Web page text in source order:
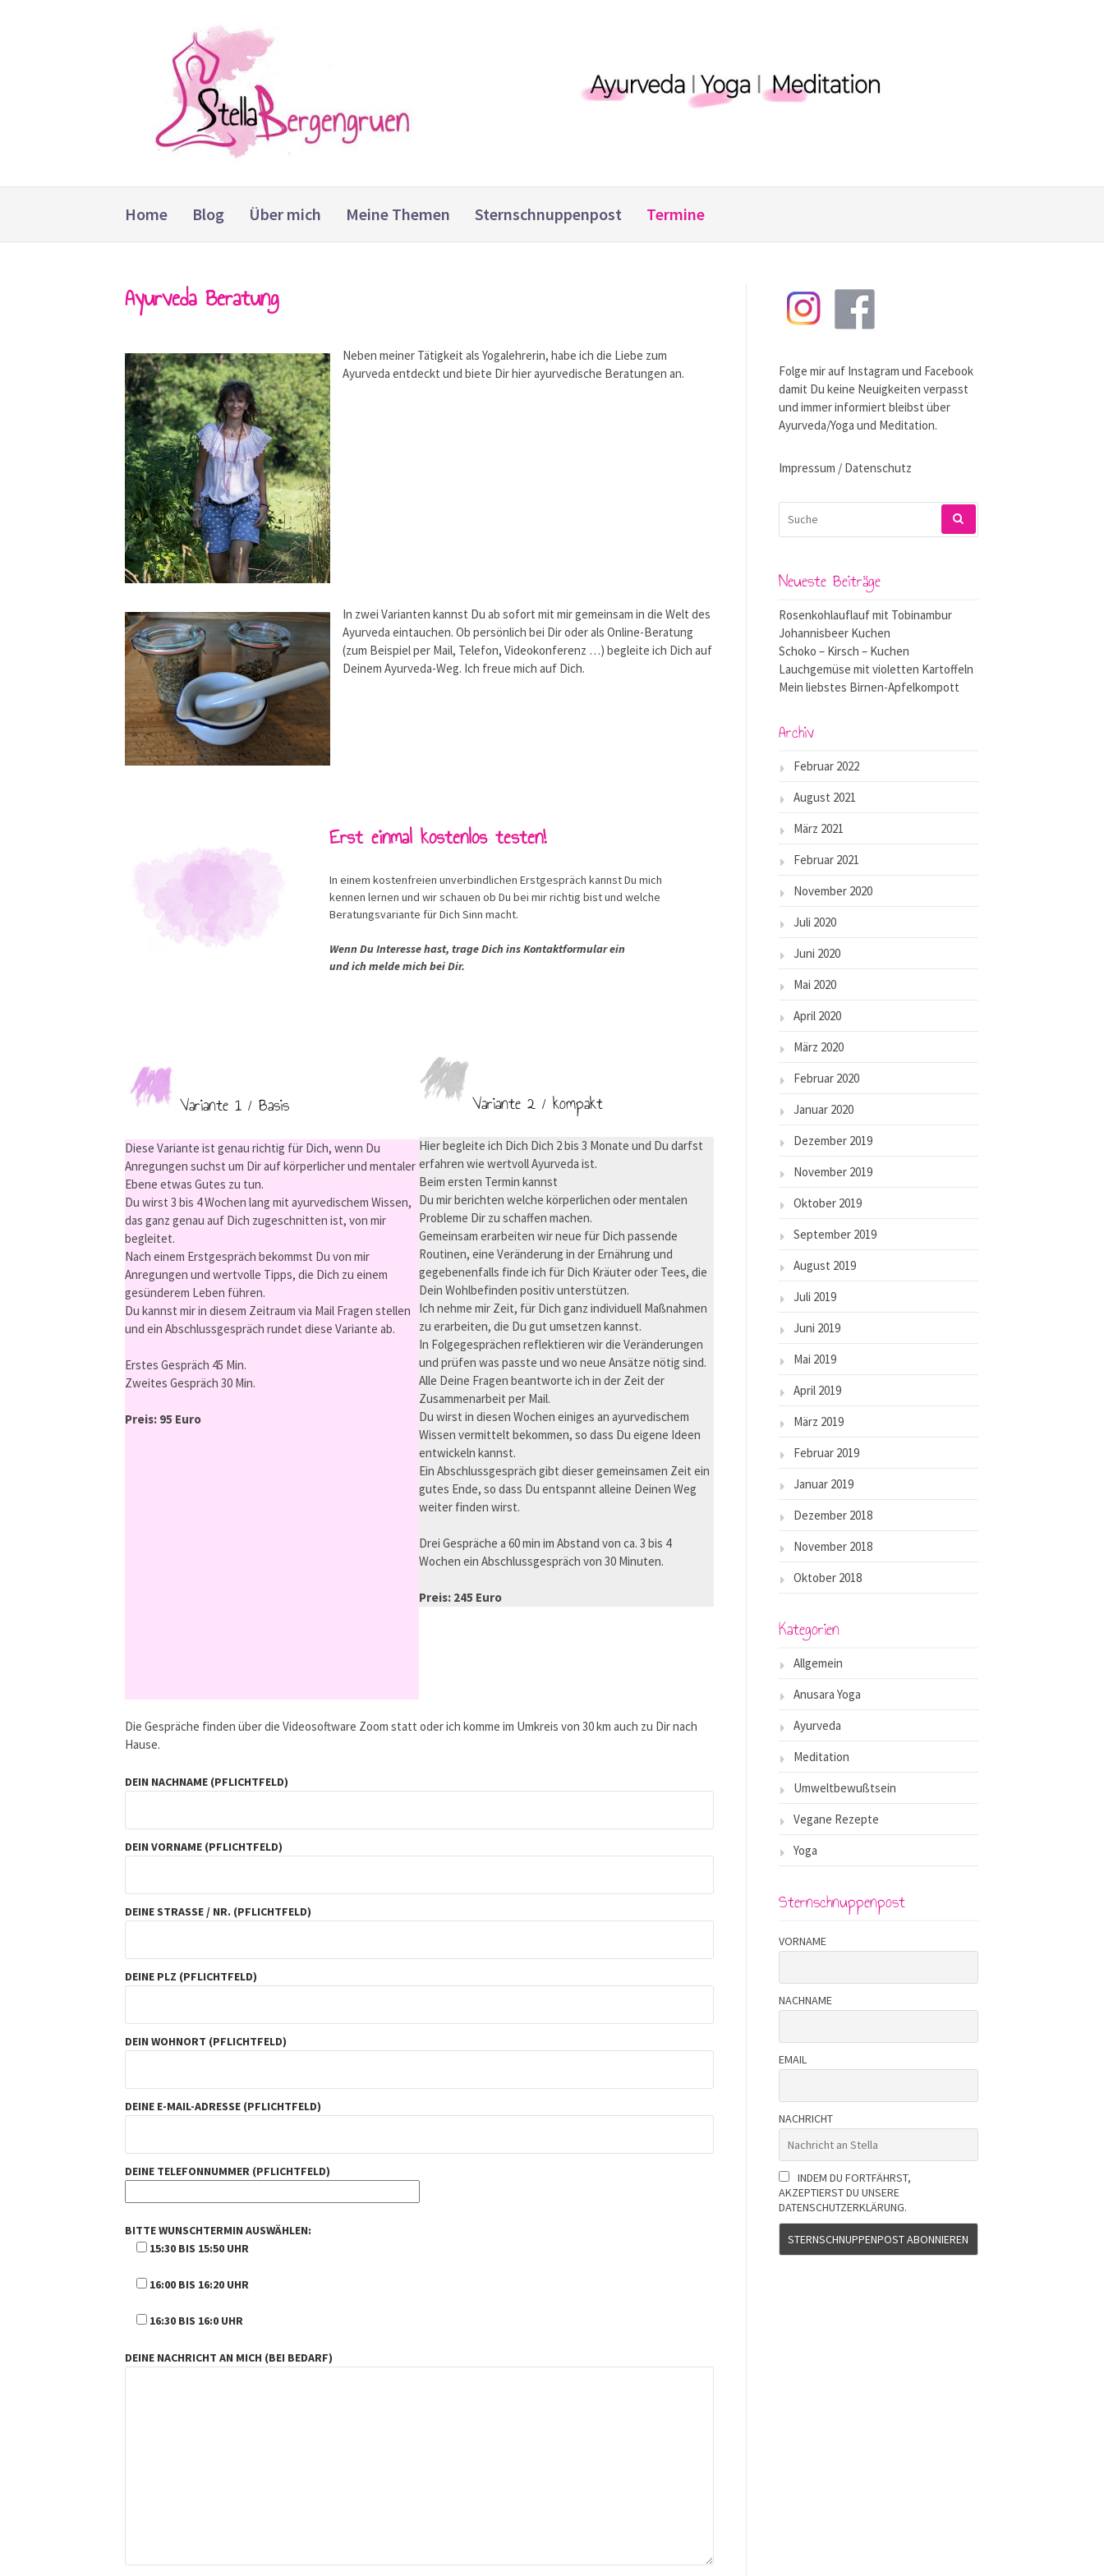
Home Blog Über mich Meine Themen Sternschnuppenpost Termine
Ayurveda Beratung
Neben meiner Tätigkeit als Yogalehrerin, habe ich die Liebe zum
Ayurveda entdeckt und biete Dir hier ayurvedische Beratungen an.
In zwei Varianten kannst Du ab sofort mit mir gemeinsam in die Welt des
Ayurveda eintauchen. Ob persönlich bei Dir oder als Online-Beratung
(zum Beispiel per Mail, Telefon, Videokonferenz …) begleite ich Dich auf
Deinem Ayurveda-Weg. Ich freue mich auf Dich.
Erst einmal kostenlos testen!
In einem kostenfreien unverbindlichen Erstgespräch kannst Du mich
kennen lernen und wir schauen ob Du bei mir richtig bist und welche
Beratungsvariante für Dich Sinn macht.
Wenn Du Interesse hast, trage Dich ins Kontaktformular ein
und ich melde mich bei Dir.
Variante 1 / Basis
Diese Variante ist genau richtig für Dich, wenn Du
Anregungen suchst um Dir auf körperlicher und mentaler
Ebene etwas Gutes zu tun.
Du wirst 3 bis 4 Wochen lang mit ayurvedischem Wissen,
das ganz genau auf Dich zugeschnitten ist, von mir
begleitet.
Nach einem Erstgespräch bekommst Du von mir
Anregungen und wertvolle Tipps, die Dich zu einem
gesünderem Leben führen.
Du kannst mir in diesem Zeitraum via Mail Fragen stellen
und ein Abschlussgespräch rundet diese Variante ab.
Erstes Gespräch 45 Min.
Zweites Gespräch 30 Min.
Preis: 95 Euro
Variante 2 / kompakt
Hier begleite ich Dich Dich 2 bis 3 Monate und Du darfst
erfahren wie wertvoll Ayurveda ist.
Beim ersten Termin kannst
Du mir berichten welche körperlichen oder mentalen
Probleme Dir zu schaffen machen.
Gemeinsam erarbeiten wir neue für Dich passende
Routinen, eine Veränderung in der Ernährung und
gegebenenfalls finde ich für Dich Kräuter oder Tees, die
Dein Wohlbefinden positiv unterstützen.
Ich nehme mir Zeit, für Dich ganz individuell Maßnahmen
zu erarbeiten, die Du gut umsetzen kannst.
In Folgegesprächen reflektieren wir die Veränderungen
und prüfen was passte und wo neue Ansätze nötig sind.
Alle Deine Fragen beantworte ich in der Zeit der
Zusammenarbeit per Mail.
Du wirst in diesen Wochen einiges an ayurvedischem
Wissen vermittelt bekommen, so dass Du eigene Ideen
entwickeln kannst.
Ein Abschlussgespräch gibt dieser gemeinsamen Zeit ein
gutes Ende, so dass Du entspannt alleine Deinen Weg
weiter finden wirst.
Drei Gespräche a 60 min im Abstand von ca. 3 bis 4
Wochen ein Abschlussgespräch von 30 Minuten.
Preis: 245 Euro
Die Gespräche finden über die Videosoftware Zoom statt oder ich komme im Umkreis von 30 km auch zu Dir nach
Hause.
DEIN NACHNAME (PFLICHTFELD)
DEIN VORNAME (PFLICHTFELD)
DEINE STRASSE / NR. (PFLICHTFELD)
DEINE PLZ (PFLICHTFELD)
DEIN WOHNORT (PFLICHTFELD)
DEINE E-MAIL-ADRESSE (PFLICHTFELD)
DEINE TELEFONNUMMER (PFLICHTFELD)
BITTE WUNSCHTERMIN AUSWÄHLEN:
15:30 BIS 15:50 UHR
16:00 BIS 16:20 UHR
16:30 BIS 16:0 UHR
DEINE NACHRICHT AN MICH (BEI BEDARF)
Folge mir auf Instagram und Facebook
damit Du keine Neuigkeiten verpasst
und immer informiert bleibst über
Ayurveda/Yoga und Meditation.
Impressum / Datenschutz
NACH:
Neueste Beiträge
Rosenkohlauflauf mit Tobinambur
Johannisbeer Kuchen
Schoko – Kirsch – Kuchen
Lauchgemüse mit violetten Kartoffeln
Mein liebstes Birnen-Apfelkompott
Archiv
Februar 2022
August 2021
März 2021
Februar 2021
November 2020
Juli 2020
Juni 2020
Mai 2020
April 2020
März 2020
Februar 2020
Januar 2020
Dezember 2019
November 2019
Oktober 2019
September 2019
August 2019
Juli 2019
Juni 2019
Mai 2019
April 2019
März 2019
Februar 2019
Januar 2019
Dezember 2018
November 2018
Oktober 2018
Kategorien
Allgemein
Anusara Yoga
Ayurveda
Meditation
Umweltbewußtsein
Vegane Rezepte
Yoga
Sternschnuppenpost
VORNAME
NACHNAME
EMAIL
NACHRICHT
INDEM DU FORTFÄHRST,
AKZEPTIERST DU UNSERE
DATENSCHUTZERKLÄRUNG.